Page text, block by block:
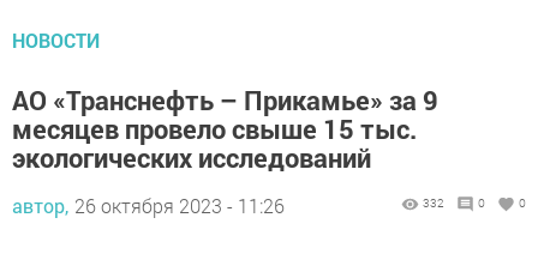
АО «Транснефть – Прикамье» за 9
месяцев провело свыше 15 тыс.
экологических исследований